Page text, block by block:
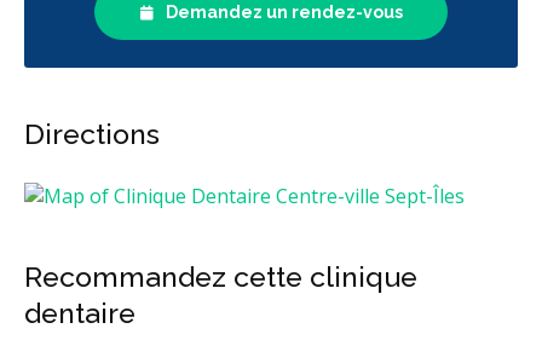
Demandez un rendez-vous
Directions
Recommandez cette clinique
dentaire